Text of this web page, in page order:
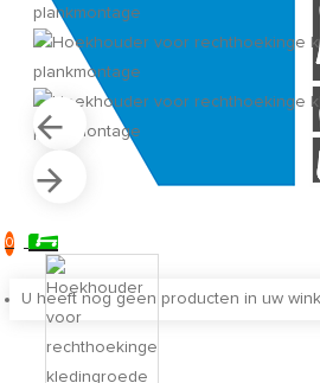
0
U heeft nog geen producten in uw